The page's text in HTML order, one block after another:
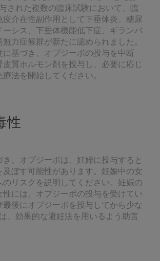
された複数の臨床試験において、臨
疫介在性副作用として下垂体炎、糖尿
ーシス、下垂体機能低下症、ギランバ
力症候群が新たに認められました。
に基づき、オプジーボの投与を中断
皮質ホルモン剤を投与し、必要に応じ
法を開始してください。
性
、オプジーボは、妊婦に投与すると
及ぼす可能性があります。妊娠中の女
のリスクを説明してください。妊娠の
性には、オプジーボの投与を受けてい
最後にオプジーボを投与してから少な
、効果的な避妊法を用いるよう助言